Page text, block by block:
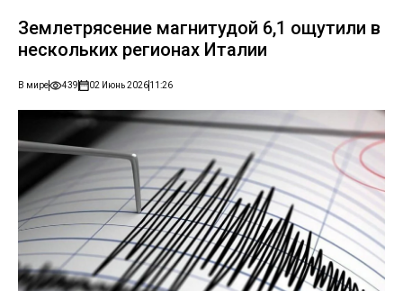
Землетрясение магнитудой 6,1 ощутили в
нескольких регионах Италии
В мире 439 02 Июнь 202611:26